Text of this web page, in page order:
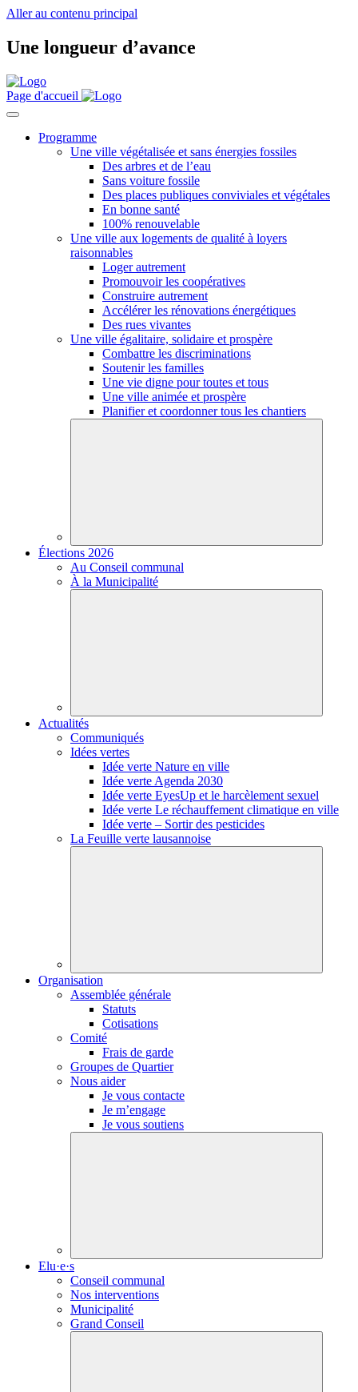
Aller au contenu principal
Une longueur d’avance
Page d'accueil
Programme
Une ville végétalisée et sans énergies fossiles
Des arbres et de l’eau
Sans voiture fossile
Des places publiques conviviales et végétales
En bonne santé
100% renouvelable
Une ville aux logements de qualité à loyers
raisonnables
Loger autrement
Promouvoir les coopératives
Construire autrement
Accélérer les rénovations énergétiques
Des rues vivantes
Une ville égalitaire, solidaire et prospère
Combattre les discriminations
Soutenir les familles
Une vie digne pour toutes et tous
Une ville animée et prospère
Planifier et coordonner tous les chantiers
Élections 2026
Au Conseil communal
À la Municipalité
Actualités
Communiqués
Idées vertes
Idée verte Nature en ville
Idée verte Agenda 2030
Idée verte EyesUp et le harcèlement sexuel
Idée verte Le réchauffement climatique en ville
Idée verte – Sortir des pesticides
La Feuille verte lausannoise
Organisation
Assemblée générale
Statuts
Cotisations
Comité
Frais de garde
Groupes de Quartier
Nous aider
Je vous contacte
Je m’engage
Je vous soutiens
Elu·e·s
Conseil communal
Nos interventions
Municipalité
Grand Conseil